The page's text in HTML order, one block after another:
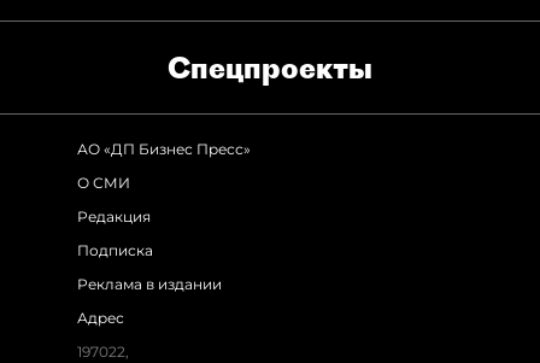
Спец­проекты
АО «ДП Бизнес Пресс»
О СМИ
Редакция
Подписка
Реклама в издании
Адрес
197022,